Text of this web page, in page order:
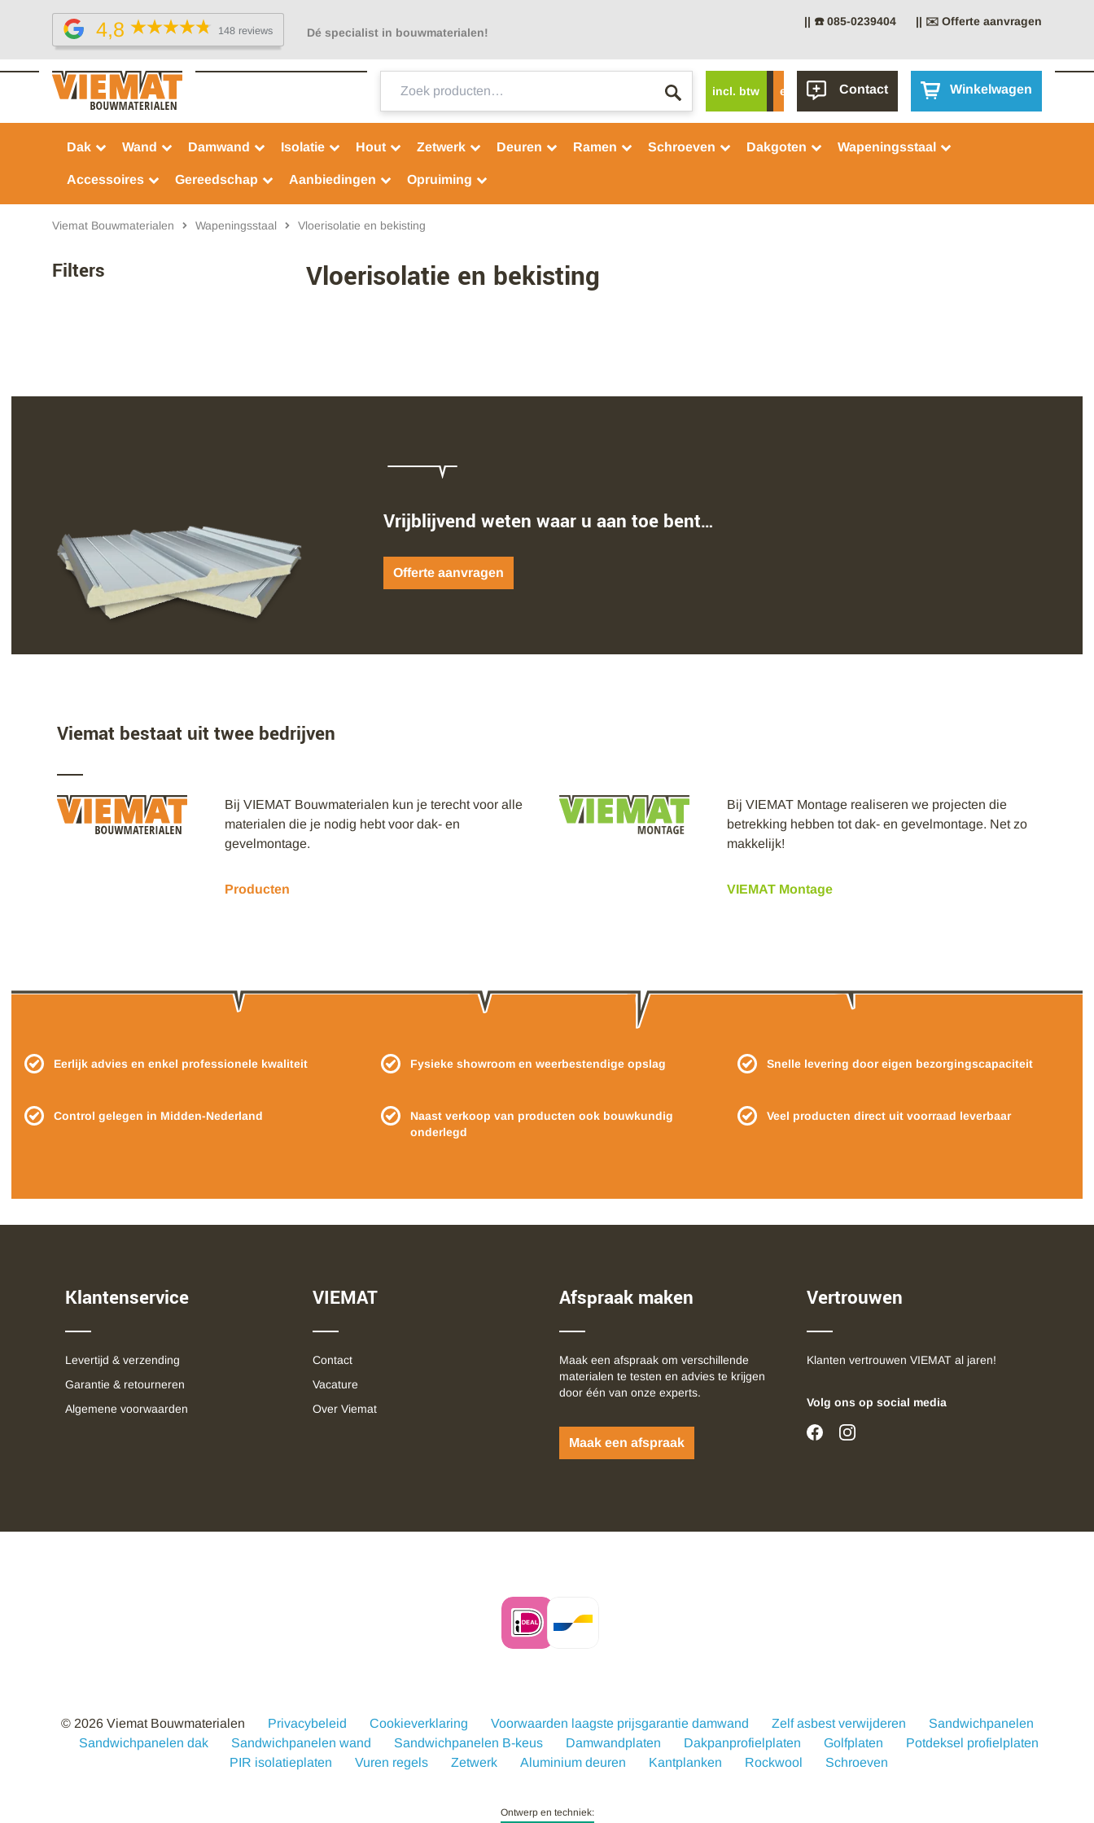
4,8 148 reviews Dé specialist in bouwmaterialen!
|| ☎️ 085-0239404 || ✉️ Offerte aanvragen
naar:
incl. btw excl. btw Contact Winkelwagen
Dak Wand Damwand Isolatie Hout Zetwerk Deuren Ramen Schroeven Dakgoten Wapeningsstaal
Accessoires Gereedschap Aanbiedingen Opruiming
Viemat Bouwmaterialen Wapeningsstaal Vloerisolatie en bekisting
Vloerisolatie en bekisting
Filters
Vrijblijvend weten waar u aan toe bent…
Offerte aanvragen
Viemat bestaat uit twee bedrijven
Bij VIEMAT Bouwmaterialen kun je terecht voor alle
materialen die je nodig hebt voor dak- en
gevelmontage.
Producten
Bij VIEMAT Montage realiseren we projecten die
betrekking hebben tot dak- en gevelmontage. Net zo
makkelijk!
VIEMAT Montage
Eerlijk advies en enkel professionele kwaliteit Fysieke showroom en weerbestendige opslag Snelle levering door eigen bezorgingscapaciteit
Control gelegen in Midden-Nederland
Naast verkoop van producten ook bouwkundig
onderlegd
Veel producten direct uit voorraad leverbaar
Klantenservice
Levertijd & verzending
Garantie & retourneren
Algemene voorwaarden
VIEMAT
Contact
Vacature
Over Viemat
Afspraak maken
Maak een afspraak om verschillende
materialen te testen en advies te krijgen
door één van onze experts.
Maak een afspraak
Vertrouwen
Klanten vertrouwen VIEMAT al jaren!
Volg ons op social media
© 2026 Viemat Bouwmaterialen Privacybeleid Cookieverklaring Voorwaarden laagste prijsgarantie damwand Zelf asbest verwijderen
Sandwichpanelen
Sandwichpanelen dak
Sandwichpanelen wand Sandwichpanelen B-keus Damwandplaten Dakpanprofielplaten Golfplaten
Potdeksel profielplaten
PIR isolatieplaten
Vuren regels Zetwerk Aluminium deuren Kantplanken Rockwool Schroeven
Ontwerp en techniek: